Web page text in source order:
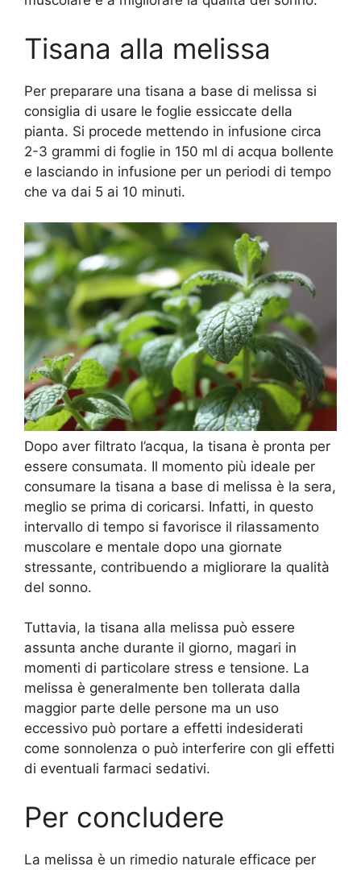
Tisana alla melissa
Per preparare una tisana a base di melissa si
consiglia di usare le foglie essiccate della
pianta. Si procede mettendo in infusione circa
2-3 grammi di foglie in 150 ml di acqua bollente
e lasciando in infusione per un periodi di tempo
che va dai 5 ai 10 minuti.
Dopo aver filtrato l’acqua, la tisana è pronta per
essere consumata. Il momento più ideale per
consumare la tisana a base di melissa è la sera,
meglio se prima di coricarsi. Infatti, in questo
intervallo di tempo si favorisce il rilassamento
muscolare e mentale dopo una giornate
stressante, contribuendo a migliorare la qualità
del sonno.
Tuttavia, la tisana alla melissa può essere
assunta anche durante il giorno, magari in
momenti di particolare stress e tensione. La
melissa è generalmente ben tollerata dalla
maggior parte delle persone ma un uso
eccessivo può portare a effetti indesiderati
come sonnolenza o può interferire con gli effetti
di eventuali farmaci sedativi.
Per concludere
La melissa è un rimedio naturale efficace per